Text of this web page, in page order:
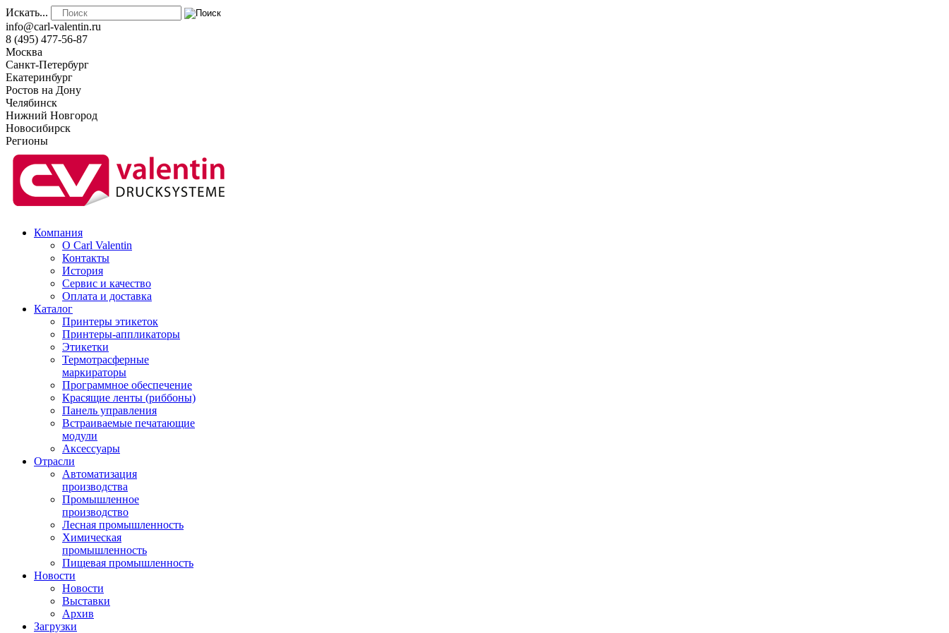
Искать...
info@carl-valentin.ru
8 (495) 477-56-87
Москва
Санкт-Петербург
Екатеринбург
Ростов на Дону
Челябинск
Нижний Новгород
Новосибирск
Регионы
Компания
О Carl Valentin
Контакты
История
Сервис и качество
Оплата и доставка
Каталог
Принтеры этикеток
Принтеры-аппликаторы
Этикетки
Термотрасферные
маркираторы
Программное обеспечение
Красящие ленты (риббоны)
Панель управления
Встраиваемые печатающие
модули
Аксессуары
Отрасли
Автоматизация
производства
Промышленное
производство
Лесная промышленность
Химическая
промышленность
Пищевая промышленность
Новости
Новости
Выставки
Архив
Загрузки